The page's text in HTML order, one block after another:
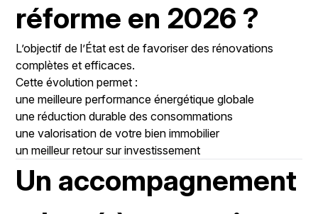
réforme en 2026 ?
L’objectif de l’État est de favoriser des rénovations
complètes et efficaces.
Cette évolution permet :
une meilleure performance énergétique globale
une réduction durable des consommations
une valorisation de votre bien immobilier
un meilleur retour sur investissement
Un accompagnement